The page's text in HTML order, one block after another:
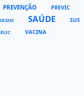
PREVENÇÃO PREVIC
SAÚDE SUS
VACINA